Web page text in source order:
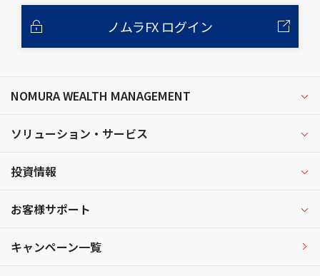
ノムラFX ログイン
NOMURA WEALTH MANAGEMENT
ソリューション・サービス
投資情報
お客様サポート
キャンペーン一覧